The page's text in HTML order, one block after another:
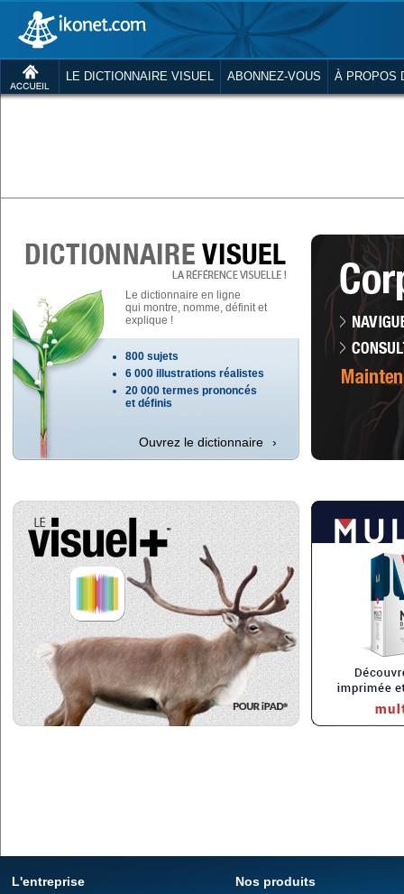
LE DICTIONNAIRE VISUEL ABONNEZ-VOUS À PROPOS
Ouvrez le dictionnaire ›
Le dictionnaire en ligne
qui montre, nomme, définit et
explique !
800 sujets
6 000 illustrations réalistes
20 000 termes prononcés
et définis
L'entreprise Nos produits